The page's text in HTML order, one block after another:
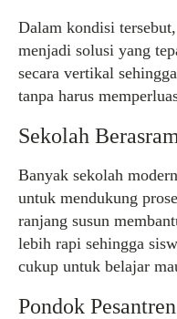
Dalam kondisi tersebut,
menjadi solusi yang
secara vertikal
tanpa harus
Sekolah
Banyak sekolah
untuk mendukung
ranjang susun
lebih rapi sehingga
cukup untuk belajar
Pondok Pesantren